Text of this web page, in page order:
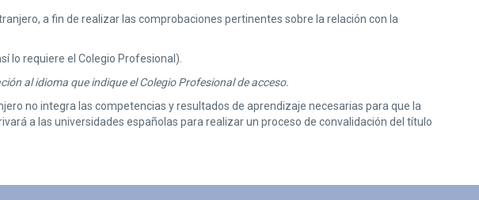
a fin de realizar las comprobaciones pertinentes sobre la relación con la
lo requiere el Colegio Profesional).
al idioma que indique el Colegio Profesional de acceso.
no integra las competencias y resultados de aprendizaje necesarias para que la
a las universidades españolas para realizar un proceso de convalidación del título